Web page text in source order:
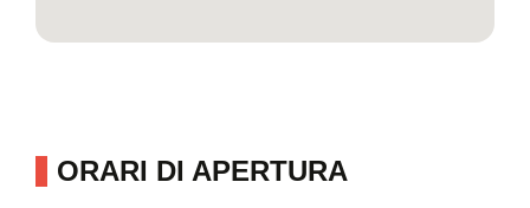
ORARI DI APERTURA